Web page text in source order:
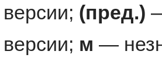
версии; (пред.)
версии; м —